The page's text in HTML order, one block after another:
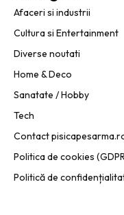
Afaceri si industrii
Cultura si Entertainment
Diverse noutati
Home & Deco
Sanatate / Hobby
Tech
Contact
Politica de cookies
Politică de